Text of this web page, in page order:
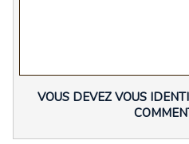
VOUS DEVEZ VOUS